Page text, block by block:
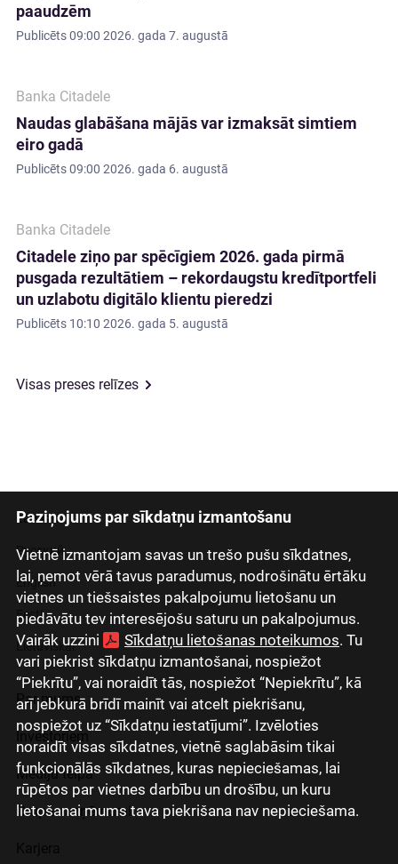
Paziņojums par sīkdatņu izmantošanu
Vietnē izmantojam savas un trešo pušu sīkdatnes,
lai, ņemot vērā tavus paradumus, nodrošinātu ērtāku
vietnes un tiešsaistes pakalpojumu lietošanu un
piedāvātu tev interesējošu saturu un pakalpojumus.
Vairāk uzzini
Sīkdatņu lietošanas noteikumos. Tu
vari piekrist sīkdatņu izmantošanai, nospiežot
“Piekrītu”, vai noraidīt tās, nospiežot “Nepiekrītu”, kā
arī jebkurā brīdī mainīt vai atcelt piekrišanu,
nospiežot uz “Sīkdatņu iestatījumi”. Izvēloties
noraidīt visas sīkdatnes, vietnē saglabāsim tikai
funkcionālās sīkdatnes, kuras nepieciešamas, lai
rūpētos par vietnes darbību un drošību, un kuru
lietošanai mums tava piekrišana nav nepieciešama.
paaudzēm
Publicēts09:00 2026. gada 7. augustā
Banka Citadele
Naudas glabāšana mājās var izmaksāt simtiem
eiro gadā
Publicēts09:00 2026. gada 6. augustā
Banka Citadele
Citadele ziņo par spēcīgiem 2026. gada pirmā
pusgada rezultātiem – rekordaugstu kredītportfeli
un uzlabotu digitālo klientu pieredzi
Publicēts 10:10 2026. gada 5. augustā
Visas preses relīzes
Latviski
Русский
English
Eesti
Lietuviškai
Par mums
Investoriem
Mediju telpa
Grupas uzņēmumi